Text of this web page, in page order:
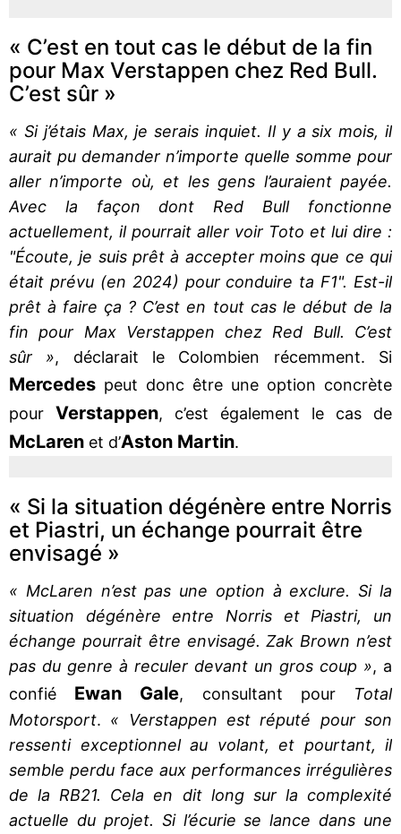
« C’est en tout cas le début de la fin
pour Max Verstappen chez Red Bull.
C’est sûr »
« Si j’étais Max, je serais inquiet. Il y a six mois, il
aurait pu demander n’importe quelle somme pour
aller n’importe où, et les gens l’auraient payée.
Avec la façon dont Red Bull fonctionne
actuellement, il pourrait aller voir Toto et lui dire :
"Écoute, je suis prêt à accepter moins que ce qui
était prévu (en 2024) pour conduire ta F1". Est-il
prêt à faire ça ? C’est en tout cas le début de la
fin pour Max Verstappen chez Red Bull. C’est
sûr », déclarait le Colombien récemment. Si
Mercedes peut donc être une option concrète
pour Verstappen, c’est également le cas de
McLaren et d’Aston Martin.
« Si la situation dégénère entre Norris
et Piastri, un échange pourrait être
envisagé »
« McLaren n’est pas une option à exclure. Si la
situation dégénère entre Norris et Piastri, un
échange pourrait être envisagé. Zak Brown n’est
pas du genre à reculer devant un gros coup », a
confié Ewan Gale, consultant pour Total
Motorsport. « Verstappen est réputé pour son
ressenti exceptionnel au volant, et pourtant, il
semble perdu face aux performances irrégulières
de la RB21. Cela en dit long sur la complexité
actuelle du projet. Si l’écurie se lance dans une